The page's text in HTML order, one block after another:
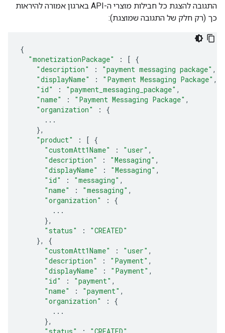
התגובה להצגת כל חבילות מוצרי ה-API בארגון אמורה להיראות
כך (רק חלק של התגובה שמוצגת):
{
"monetizationPackage"
: [ {
"description"
: "payment messaging package" ,
"displayName"
: "Payment Messaging Package" ,
"id"
: "payment_messaging_package" ,
"name"
: "Payment Messaging Package" ,
"organization"
:
{
...
},
"product"
: [ {
"customAtt1Name"
: "user" ,
"description"
: "Messaging" ,
"displayName"
: "Messaging" ,
"id"
: "messaging" ,
"name"
: "messaging" ,
"organization"
:
{
...
},
"status"
:
"CREATED"
},
{
"customAtt1Name"
: "user" ,
"description"
: "Payment" ,
"displayName"
: "Payment" ,
"id"
: "payment" ,
"name"
: "payment" ,
"organization"
:
{
...
},